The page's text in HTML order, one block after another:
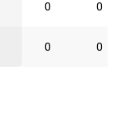
0 0
0 0